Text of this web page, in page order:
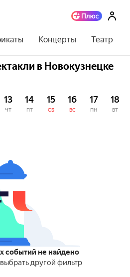
Концерты Театр
в Новокузнецке
13
ЧТ
14
ПТ
15
СБ
16
ВС
17
ПН
18
ВТ
событий не найдено
другой фильтр